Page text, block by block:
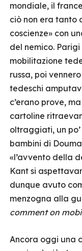
mondiale, il
ciò non era tanto
coscienze» con
del nemico.
mobilitazione
russa, poi
tedeschi
c’erano prove,
cartoline
oltraggiati, un
bambini di
«l’avvento della
Kant si
dunque avuto
menzogna alla
comment on
Ancora oggi una